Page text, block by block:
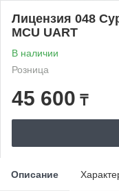
Лицензия 048
MCU UART
В наличии
Розница
45 600 ₸
Описание